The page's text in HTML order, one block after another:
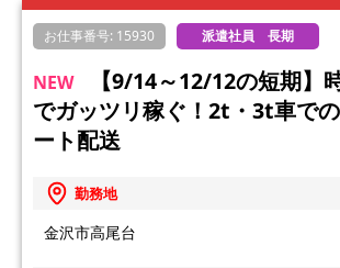
お仕事番号: 15930 派遣社員 長期
NEW
【9/14～12/12の短期】
でガッツリ稼ぐ！2t・3t車で
ート配送
勤務地
金沢市高尾台